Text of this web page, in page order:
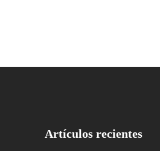
Artículos recientes